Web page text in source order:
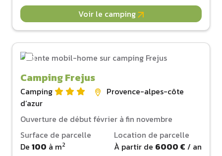
Voir le camping
Camping Frejus
Camping
Provence-alpes-côte
d‘azur
Ouverture de début février à fin novembre
Surface de parcelle
De 100 à m2
Location de parcelle
À partir de 6000 € / an